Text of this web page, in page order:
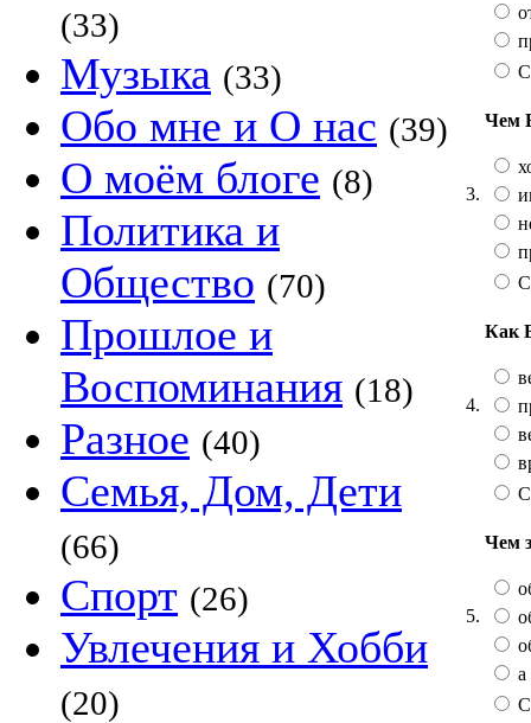
(33)
Музыка (33)
Обо мне и О нас (39)
О моём блоге (8)
Политика и
Общество (70)
Прошлое и
Воспоминания (18)
Разное (40)
Семья, Дом, Дети
(66)
Спорт (26)
Увлечения и Хобби
(20)
3.
Чем
4.
Как
5.
Чем
а